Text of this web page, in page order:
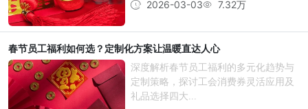
2026-03-03
7.32万
春节员工福利如何选？定制化方案让温暖直达人心
深度解析春节员工福利的多元化趋势与
定制策略，探讨工会消费券灵活应用及
礼品选择四大...